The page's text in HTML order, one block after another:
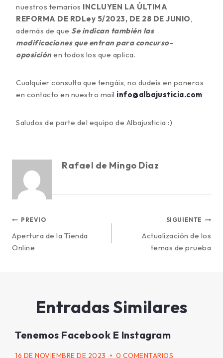
nuestros temarios INCLUYEN LA ÚLTIMA
REFORMA DE RDLey 5/2023, DE 28 DE JUNIO,
además de que Se indican también las
modificaciones que entran para concurso-
oposición en todos los que aplica.
Cualquier consulta que tengáis, no dudeis en poneros
en contacto en nuestro mail info@albajusticia.com
Saludos de parte del equipo de Albajusticia :)
Rafael de Mingo Díaz
PREVIO
Apertura de la Tienda
Online
SIGUIENTE
Actualización de los
temas de prueba
Entradas Similares
Tenemos Facebook E Instagram
16 DE NOVIEMBRE DE 2023 0 COMENTARIOS